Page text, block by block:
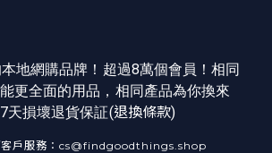
地網購品牌！超過8萬個會員！相同
更全面的用品，相同產品為你換來
天損壞退貨保証(退換條款)
客戶服務：cs@findgoodthings.shop